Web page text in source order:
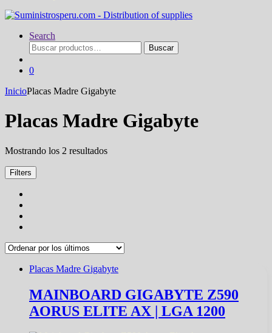
Search
Buscar
por:
Buscar
0
InicioPlacas Madre Gigabyte
Placas Madre Gigabyte
Mostrando los 2 resultadosOrdenado
Filters
Placas Madre Gigabyte
MAINBOARD GIGABYTE Z590
AORUS ELITE AX | LGA 1200